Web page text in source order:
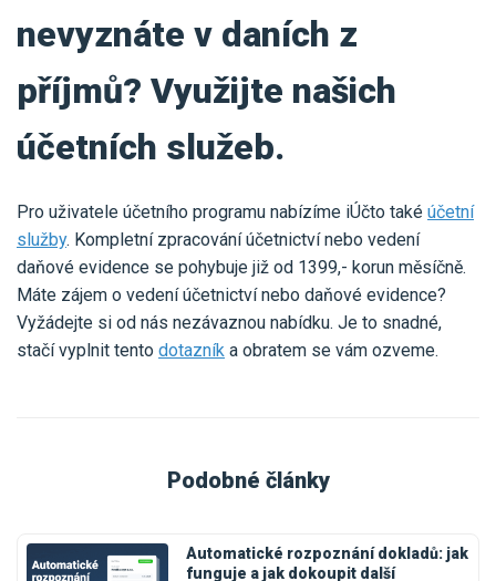
nevyznáte v daních z
příjmů? Využijte našich
účetních služeb.
Pro uživatele účetního programu nabízíme iÚčto také účetní
služby. Kompletní zpracování účetnictví nebo vedení
daňové evidence se pohybuje již od 1399,- korun měsíčně.
Máte zájem o vedení účetnictví nebo daňové evidence?
Vyžádejte si od nás nezávaznou nabídku. Je to snadné,
stačí vyplnit tento dotazník a obratem se vám ozveme.
Podobné články
Automatické rozpoznání dokladů: jak
funguje a jak dokoupit další